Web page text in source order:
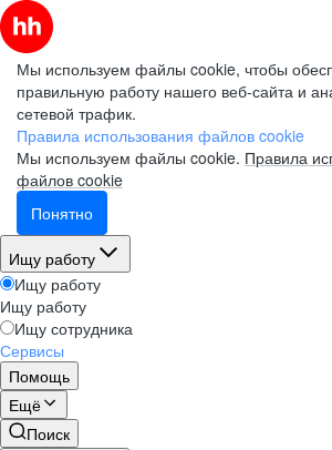
Мы используем файлы cookie, чтобы
правильную работу нашего веб-сайта и
сетевой трафик.
Правила использования файлов cookie
Мы используем файлы cookie. Правила
файлов cookie
Понятно
Ищу работу
Ищу работу
Ищу работу
Ищу сотрудника
Сервисы
Помощь
Ещё
Поиск